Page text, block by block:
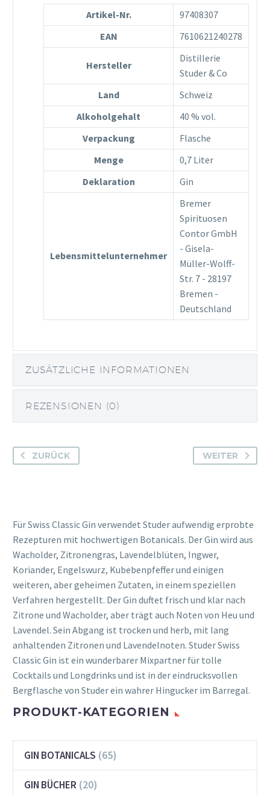
Artikel-Nr.
97408307
EAN
7610621240278
Hersteller
Distillerie
Studer & Co
Land
Schweiz
Alkoholgehalt
40 % vol.
Verpackung
Flasche
Menge
0,7 Liter
Deklaration
Gin
Lebensmittelunternehmer
Bremer
Spirituosen
Contor GmbH
- Gisela-
Müller-Wolff-
Str. 7 - 28197
Bremen -
Deutschland
ZUSÄTZLICHE INFORMATIONEN
REZENSIONEN (0)
ZURÜCK WEITER
Für Swiss Classic Gin verwendet Studer aufwendig erprobte
Rezepturen mit hochwertigen Botanicals. Der Gin wird aus
Wacholder, Zitronengras, Lavendelblüten, Ingwer,
Koriander, Engelswurz, Kubebenpfeffer und einigen
weiteren, aber geheimen Zutaten, in einem speziellen
Verfahren hergestellt. Der Gin duftet frisch und klar nach
Zitrone und Wacholder, aber trägt auch Noten von Heu und
Lavendel. Sein Abgang ist trocken und herb, mit lang
anhaltenden Zitronen und Lavendelnoten. Studer Swiss
Classic Gin ist ein wunderbarer Mixpartner für tolle
Cocktails und Longdrinks und ist in der eindrucksvollen
Bergflasche von Studer ein wahrer Hingucker im Barregal.
PRODUKT-KATEGORIEN
GIN BOTANICALS (65)
GIN BÜCHER (20)